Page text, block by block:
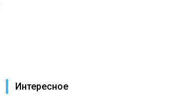
Интересное